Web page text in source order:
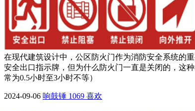
在现代建筑设计中，公区防火门作为消防安全系统的
安全出口指示牌，但为什么防火门一直是关闭的，这
常为0.5小时至3小时不等）
2024-09-06 响鼓锤 1069 喜欢